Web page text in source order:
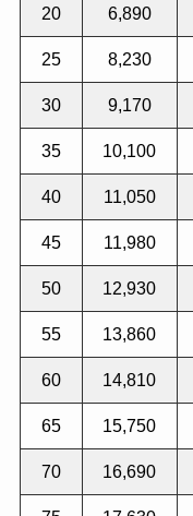
20 6,890
25 8,230
30 9,170
35 10,100
40 11,050
45 11,980
50 12,930
55 13,860
60 14,810
65 15,750
70 16,690